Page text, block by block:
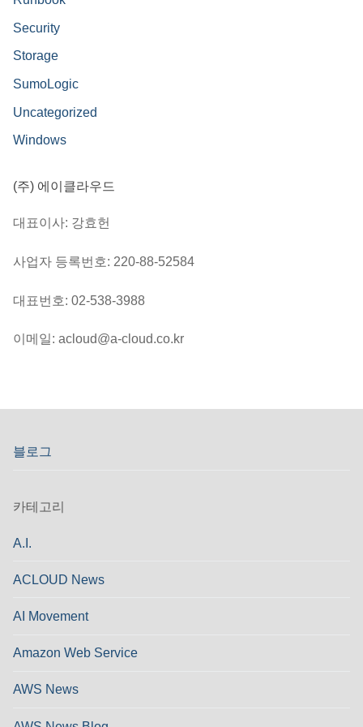
Security
Storage
SumoLogic
Uncategorized
Windows
(주) 에이클라우드
대표이사: 강효헌
사업자 등록번호: 220-88-52584
대표번호: 02-538-3988
이메일: acloud@a-cloud.co.kr
블로그
카테고리
A.I.
ACLOUD News
AI Movement
Amazon Web Service
AWS News